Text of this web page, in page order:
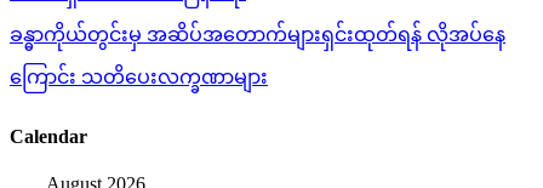
ခန္ဓာကိုယ်တွင်းမှ အဆိပ်အတောက်များရှင်းထုတ်ရန် လိုအပ်နေ
ကြောင်း သတိပေးလက္ခဏာများ
Calendar